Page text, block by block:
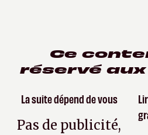
Ce
réservé
La suite dépend de vous
Pas de publicité,